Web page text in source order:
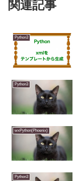
関連記事
Python3
Python3
wxPython(Phoenix)
Python3